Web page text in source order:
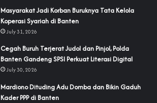
‎Masyarakat Jadi Korban Buruknya Tata Kelola
Koperasi Syariah di Banten
July 31, 2026
Cegah Buruh Terjerat Judol dan Pinjol, Polda
Banten Gandeng SPSI Perkuat Literasi Digital
July 30, 2026
‎Mardiono Dituding Adu Domba dan Bikin Gaduh
Kader PPP di Banten